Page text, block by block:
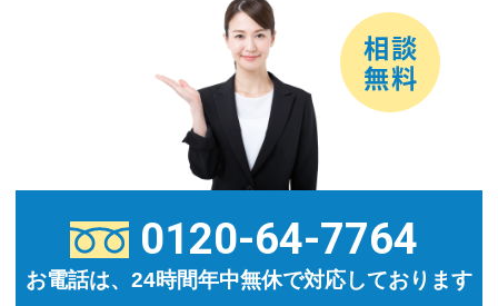
0120-64-7764
お電話は、24時間年中無休で対応しております